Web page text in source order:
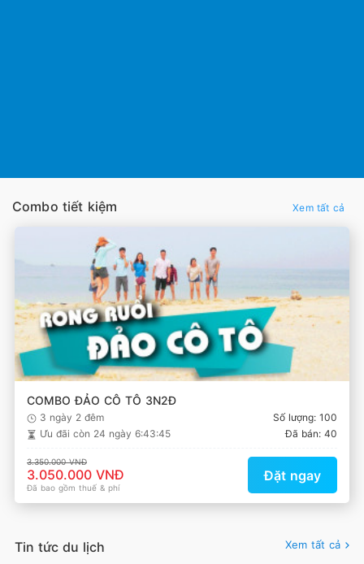
Combo tiết kiệm Xem tất cả
COMBO ĐẢO CÔ TÔ 3N2Đ
3 ngày 2 đêm
Số lượng: 100
Ưu đãi còn 24 ngày 6:43:45 Đã bán: 40
3.350.000 VNĐ
3.050.000 VNĐ
Đã bao gồm thuế & phí
Đặt ngay
Tin tức du lịch Xem tất cả